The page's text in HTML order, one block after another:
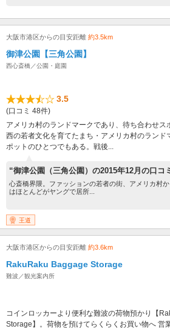
大阪市港区からの目安距離 約3.5km
御津公園【三角公園】
西心斎橋／公園・庭園
3.5
(口コミ 48件)
アメリカ村のランドマークであり、待ち合わせス
西の若者文化を育てたまち・アメリカ村のランド
ポットのひとつでもある。戦後...
“御津公園（三角公園）の2015年12月の口コ
心斎橋界隈。ファッションの若者の街、アメリカ村
はほとんどがヤングで居所...
王道
大阪市港区からの目安距離 約3.6km
RakuRaku Baggage Storage
難波／観光案内所
コインロッカーより便利な難波の荷物預かり【
Storage】。荷物を預けてらくらくお買い物へ 営